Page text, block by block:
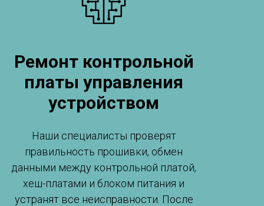
Ремонт контрольной
платы управления
устройством
Наши специалисты проверят
правильность прошивки, обмен
данными между контрольной платой,
хеш-платами и блоком питания и
устранят все неисправности. После